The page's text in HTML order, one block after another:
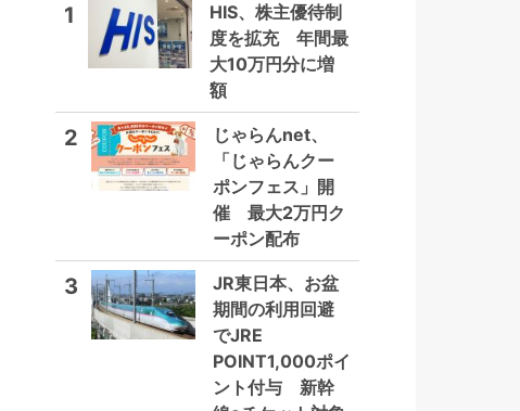
1
HIS、株主優待制
度を拡充 年間最
大10万円分に増
額
2
じゃらんnet、
「じゃらんクー
ポンフェス」開
催 最大2万円ク
ーポン配布
3
JR東日本、お盆
期間の利用回避
でJRE
POINT1,000ポイ
ント付与 新幹